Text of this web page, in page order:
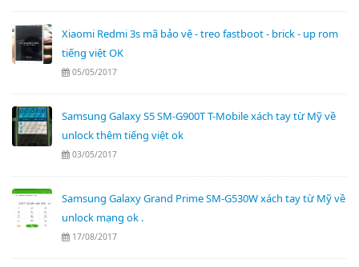
Xiaomi Redmi 3s mã bảo vệ - treo fastboot - brick - up rom
tiếng việt OK
05/05/2017
Samsung Galaxy S5 SM-G900T T-Mobile xách tay từ Mỹ về
unlock thêm tiếng việt ok
03/05/2017
Samsung Galaxy Grand Prime SM-G530W xách tay từ Mỹ về
unlock mạng ok .
17/08/2017